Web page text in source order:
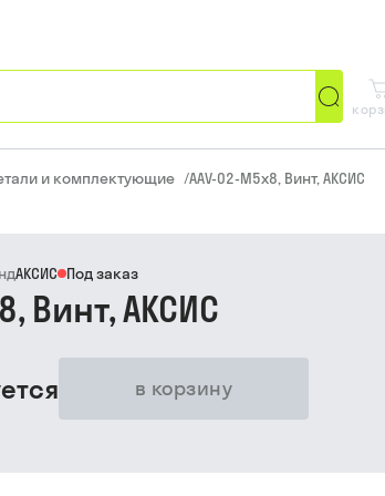
и комплектующие /AAV-02-M5x8, Винт, АКСИС
в корзину
АКСИС Под заказ
Винт, АКСИС